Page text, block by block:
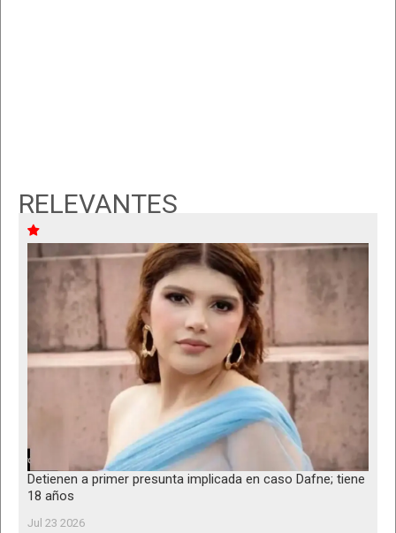
RELEVANTES
Detienen a primer presunta implicada en caso Dafne; tiene
18 años
Jul 23 2026